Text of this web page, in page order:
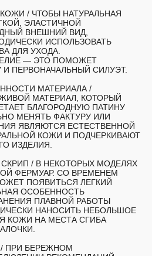
/ ЧТОБЫ НАТУРАЛЬНАЯ
ЭЛАСТИЧНОЙ
ВНЕШНИЙ ВИД,
ИСПОЛЬЗОВАТЬ
ДЛЯ УХОДА.
— ЭТО ПОМОЖЕТ
ПЕРВОНАЧАЛЬНЫЙ СИЛУЭТ.
МАТЕРИАЛА /
МАТЕРИАЛ, КОТОРЫЙ
БЛАГОРОДНУЮ ПАТИНУ
МЕНЯТЬ ФАКТУРУ ИЛИ
ЯВЛЯЮТСЯ ЕСТЕСТВЕННОЙ
КОЖИ И ПОДЧЕРКИВАЮТ
ИЗДЕЛИЯ.
/ В НЕКОТОРЫХ МОДЕЛЯХ
ФЕРМУАР. СО ВРЕМЕНЕМ
ПОЯВИТЬСЯ ЛЕГКИЙ
ОСОБЕННОСТЬ
ПЛАВНОЙ РАБОТЫ
НАНОСИТЬ НЕБОЛЬШОЕ
КОЖИ НА МЕСТА СГИБА
/ ПРИ БЕРЕЖНОМ